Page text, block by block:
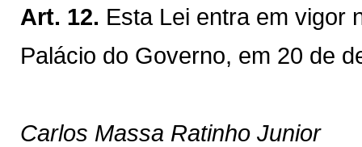
Art. 12. Esta Lei entra em vigor
Palácio do Governo, em 20 de
Carlos Massa Ratinho Junior